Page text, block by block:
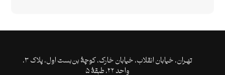
تهـران،‌ خیابان انقلاب، خیابان خارک، کوچۀ بن‌بست اول، پلاک ۳،
واحد ۲۲، طبقۀ ۵